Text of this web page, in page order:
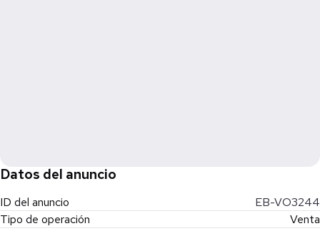
Datos del anuncio
ID del anuncio
EB-VO3244
Tipo de operación
Venta